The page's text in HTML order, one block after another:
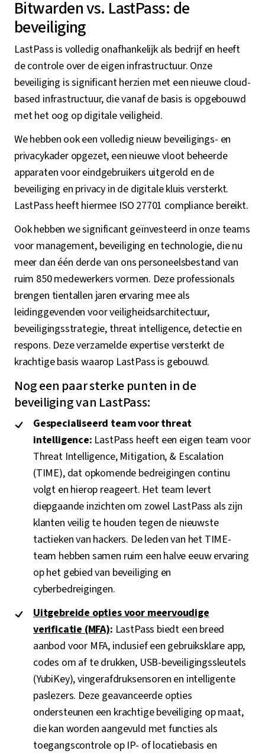
Bitwarden vs. LastPass: de
beveiliging
LastPass is volledig onafhankelijk als bedrijf en heeft
de controle over de eigen infrastructuur. Onze
beveiliging is significant herzien met een nieuwe cloud-
based infrastructuur, die vanaf de basis is opgebouwd
met het oog op digitale veiligheid.
We hebben ook een volledig nieuw beveiligings- en
privacykader opgezet, een nieuwe vloot beheerde
apparaten voor eindgebruikers uitgerold en de
beveiliging en privacy in de digitale kluis versterkt.
LastPass heeft hiermee ISO 27701 compliance bereikt.
Ook hebben we significant geïnvesteerd in onze teams
voor management, beveiliging en technologie, die nu
meer dan één derde van ons personeelsbestand van
ruim 850 medewerkers vormen. Deze professionals
brengen tientallen jaren ervaring mee als
leidinggevenden voor veiligheidsarchitectuur,
beveiligingsstrategie, threat intelligence, detectie en
respons. Deze verzamelde expertise versterkt de
krachtige basis waarop LastPass is gebouwd.
Nog een paar sterke punten in de
beveiliging van LastPass:
Gespecialiseerd team voor threat
intelligence: LastPass heeft een eigen team voor
Threat Intelligence, Mitigation, & Escalation
(TIME), dat opkomende bedreigingen continu
volgt en hierop reageert. Het team levert
diepgaande inzichten om zowel LastPass als zijn
klanten veilig te houden tegen de nieuwste
tactieken van hackers. De leden van het TIME-
team hebben samen ruim een halve eeuw ervaring
op het gebied van beveiliging en
cyberbedreigingen.
Uitgebreide opties voor meervoudige
verificatie (MFA): LastPass biedt een breed
aanbod voor MFA, inclusief een gebruiksklare app,
codes om af te drukken, USB-beveiligingssleutels
(YubiKey), vingerafdruksensoren en intelligente
paslezers. Deze geavanceerde opties
ondersteunen een krachtige beveiliging op maat,
die kan worden aangevuld met functies als
toegangscontrole op IP- of locatiebasis en